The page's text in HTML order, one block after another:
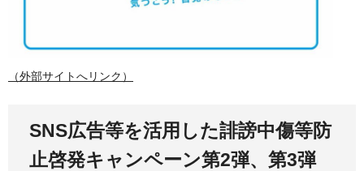
（外部サイトへリンク）
SNS広告等を活用した誹謗中傷等防
止啓発キャンペーン第2弾、第3弾